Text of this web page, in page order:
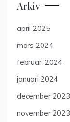
Arkiv
april 2025
mars 2024
februari 2024
januari 2024
december 2023
november 2023